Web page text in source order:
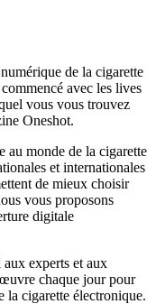
de la cigarette
avec les lives
vous vous trouvez
Oneshot.
au monde de la cigarette
et internationales
de mieux choisir
vous proposons
digitale
aux experts et aux
chaque jour pour
la cigarette électronique.